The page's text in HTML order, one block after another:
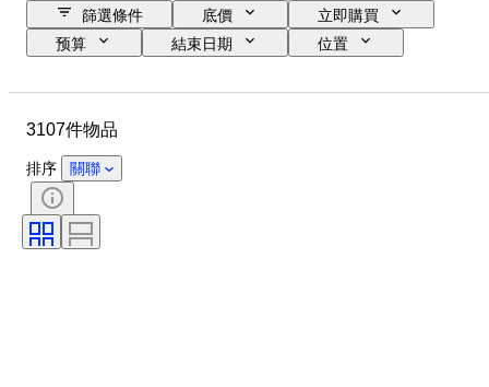
篩選條件 底價
立即購買
预算
結束日期
位置
狀態
證明
顏色
物品尺碼
Size
3107件物品
排序 關聯